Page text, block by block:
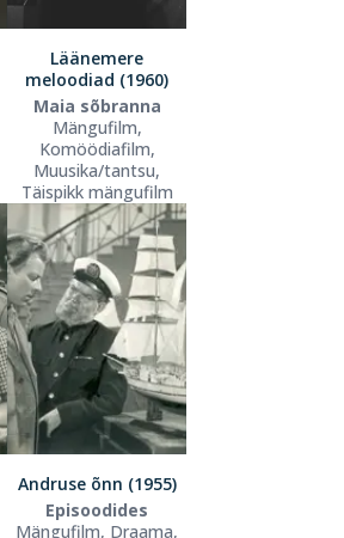
Läänemere
meloodiad (1960)
Maia sõbranna
Mängufilm,
Komöödiafilm,
Muusika/tantsu,
Täispikk mängufilm
Andruse õnn (1955)
Episoodides
Mängufilm, Draama,